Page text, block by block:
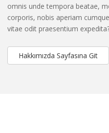
omnis unde tempora beatae,
corporis, nobis aperiam
vitae odit praesentium
Hakkımızda Sayfasına Git